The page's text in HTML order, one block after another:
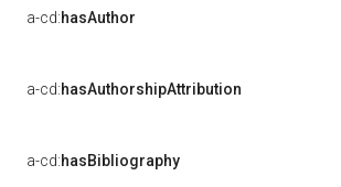
a-cd:hasAuthor
a-cd:hasAuthorshipAttribution
a-cd:hasBibliography